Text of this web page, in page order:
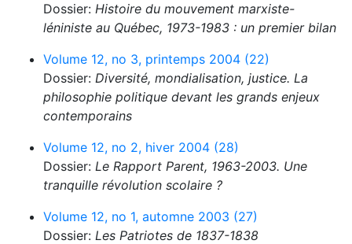
Dossier: Histoire du mouvement marxiste-
léniniste au Québec, 1973-1983 : un premier bilan
Volume 12, no 3, printemps 2004 (22)
Dossier: Diversité, mondialisation, justice. La
philosophie politique devant les grands enjeux
contemporains
Volume 12, no 2, hiver 2004 (28)
Dossier: Le Rapport Parent, 1963-2003. Une
tranquille révolution scolaire ?
Volume 12, no 1, automne 2003 (27)
Dossier: Les Patriotes de 1837-1838